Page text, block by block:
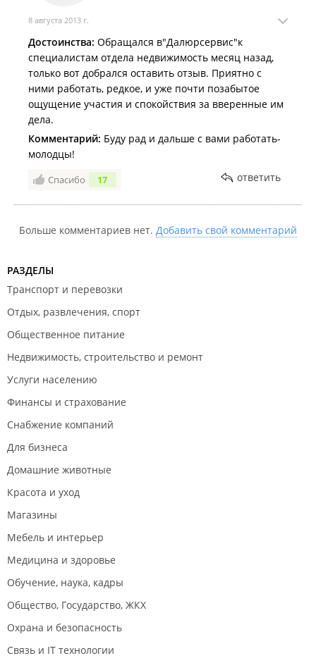
8 августа 2013 г.
Достоинства: Обращался в"Далюрсервис"к
специалистам отдела недвижимость месяц назад,
только вот добрался оставить отзыв. Приятно с
ними работать, редкое, и уже почти позабытое
ощущение участия и спокойствия за вверенные им
дела.
Комментарий: Буду рад и дальше с вами работать-
молодцы!
Спасибо 17 ответить
Больше комментариев нет. Добавить свой комментарий
РАЗДЕЛЫ
Транспорт и перевозки
Отдых, развлечения, спорт
Общественное питание
Недвижимость, строительство и ремонт
Услуги населению
Финансы и страхование
Снабжение компаний
Для бизнеса
Домашние животные
Красота и уход
Магазины
Мебель и интерьер
Медицина и здоровье
Обучение, наука, кадры
Общество, Государство, ЖКХ
Охрана и безопасность
Связь и IT технологии